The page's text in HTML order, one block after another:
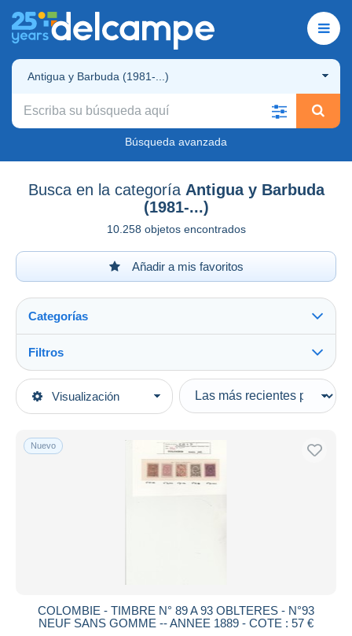
Antigua y Barbuda (1981-...)
Búsqueda avanzada
Busca en la categoría Antigua y Barbuda
(1981-...)
10.258 objetos encontrados
Añadir a mis favoritos
Visualización
Categorías
Categorías principales
América
Antigua y Barbuda (1981-...)
Filtros
Tipo de venta
Activas
Subasta con ofertas
Subastas sin pujas
Cerrando dentro
Nuevo
COLOMBIE - TIMBRE N° 89 A 93 OBLTERES - N°93
NEUF SANS GOMME -- ANNEE 1889 - COTE : 57 €